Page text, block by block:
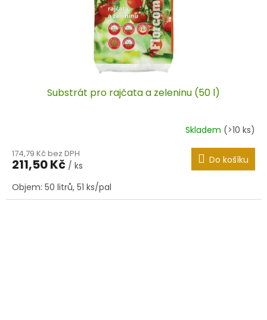
Substrát pro rajčata a zeleninu (50 l)
Skladem (>10 ks)
174,79 Kč bez DPH
211,50 Kč / ks Do košíku
Objem: 50 litrů, 51 ks/pal